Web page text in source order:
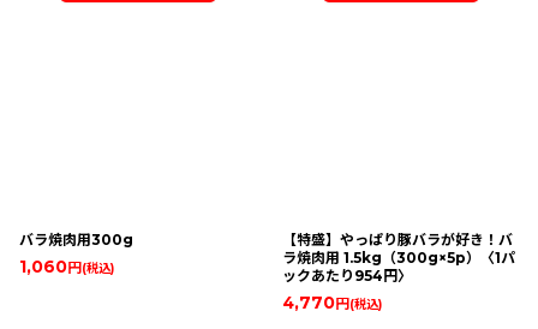
バラ焼肉用300g
1,060円 (税込)
【特盛】やっぱり豚バラが好き！バ
ラ焼肉用 1.5kg（300g×5p）〈1パ
ックあたり954円〉
4,770円 (税込)